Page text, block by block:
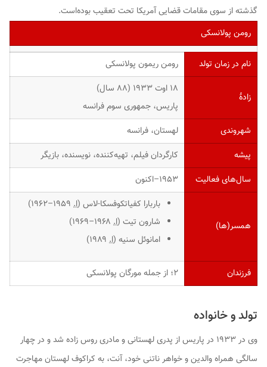
گذشته از سوی مقامات قضایی آمریکا تحت تعقیب بوده‌است.
رومن پولانسکی
نام در زمان تولد رومن ریمون پولانسکی
زادهٔ
۱۸ اوت ۱۹۳۳ ‏(۸۸ سال)
پاریس، جمهوری سوم فرانسه
شهروندی
لهستان، فرانسه
پیشه
کارگردان فیلم، تهیه‌کننده، نویسنده، بازیگر
سال‌های فعالیت
۱۹۵۳–اکنون
همسر(ها)
باربارا کفیاتکوفسکا-لاس (ا.
شارون تیت (ا.
امانوئل سنیه (ا.
فرزندان ۲؛ از جمله مورگان پولانسکی
تولد و خانواده
وی در ۱۹۳۳ در پاریس از پدری لهستانی و مادری روس زاده شد و در چهار
سالگی همراه والدین و خواهر ناتنی خود، آنت، به کراکوف لهستان مهاجرت